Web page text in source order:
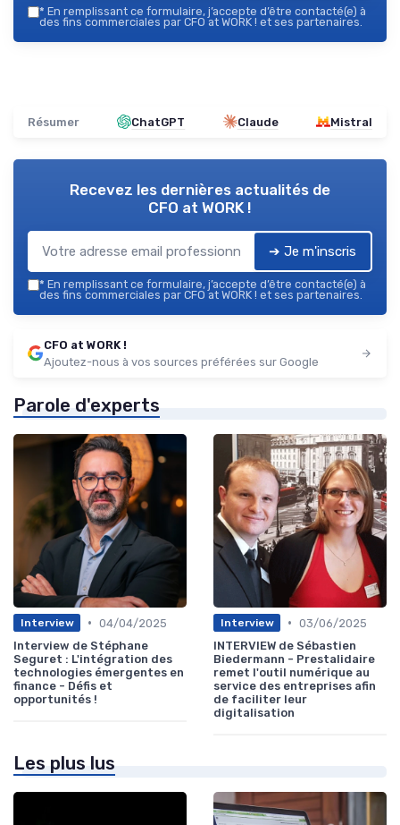
* En remplissant ce formulaire, j’accepte d’être contacté(e) à
des fins commerciales par CFO at WORK ! et ses partenaires.
Résumer ChatGPT Claude Mistral
Recevez les dernières actualités de
CFO at WORK !
➔ Je m'inscris
* En remplissant ce formulaire, j’accepte d’être contacté(e) à
des fins commerciales par CFO at WORK ! et ses partenaires.
CFO at WORK !
Ajoutez-nous à vos sources préférées sur Google
Parole d'experts
Interview • 04/04/2025
Interview de Stéphane
Seguret : L'intégration des
technologies émergentes en
finance - Défis et
opportunités !
Interview • 03/06/2025
INTERVIEW de Sébastien
Biedermann - Prestalidaire
remet l'outil numérique au
service des entreprises afin
de faciliter leur
digitalisation
Les plus lus